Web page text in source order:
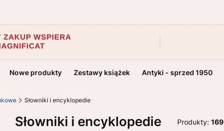
Nowe produkty Zestawy książek Antyki - sprzed 1950
Słowniki i encyklopedie
Słowniki i encyklopedie Produkty: 169